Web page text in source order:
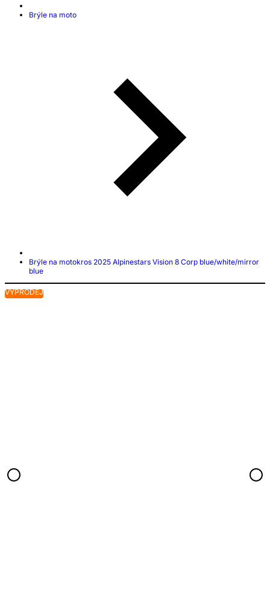
Brýle na moto
Brýle na motokros 2025 Alpinestars Vision 8 Corp blue/white/mirror
blue
VÝPRODEJ